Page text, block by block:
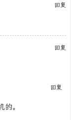
回复
回复
回复
。